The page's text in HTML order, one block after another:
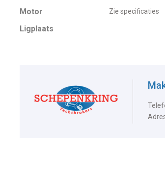
Motor Zie specificaties
Ligplaats